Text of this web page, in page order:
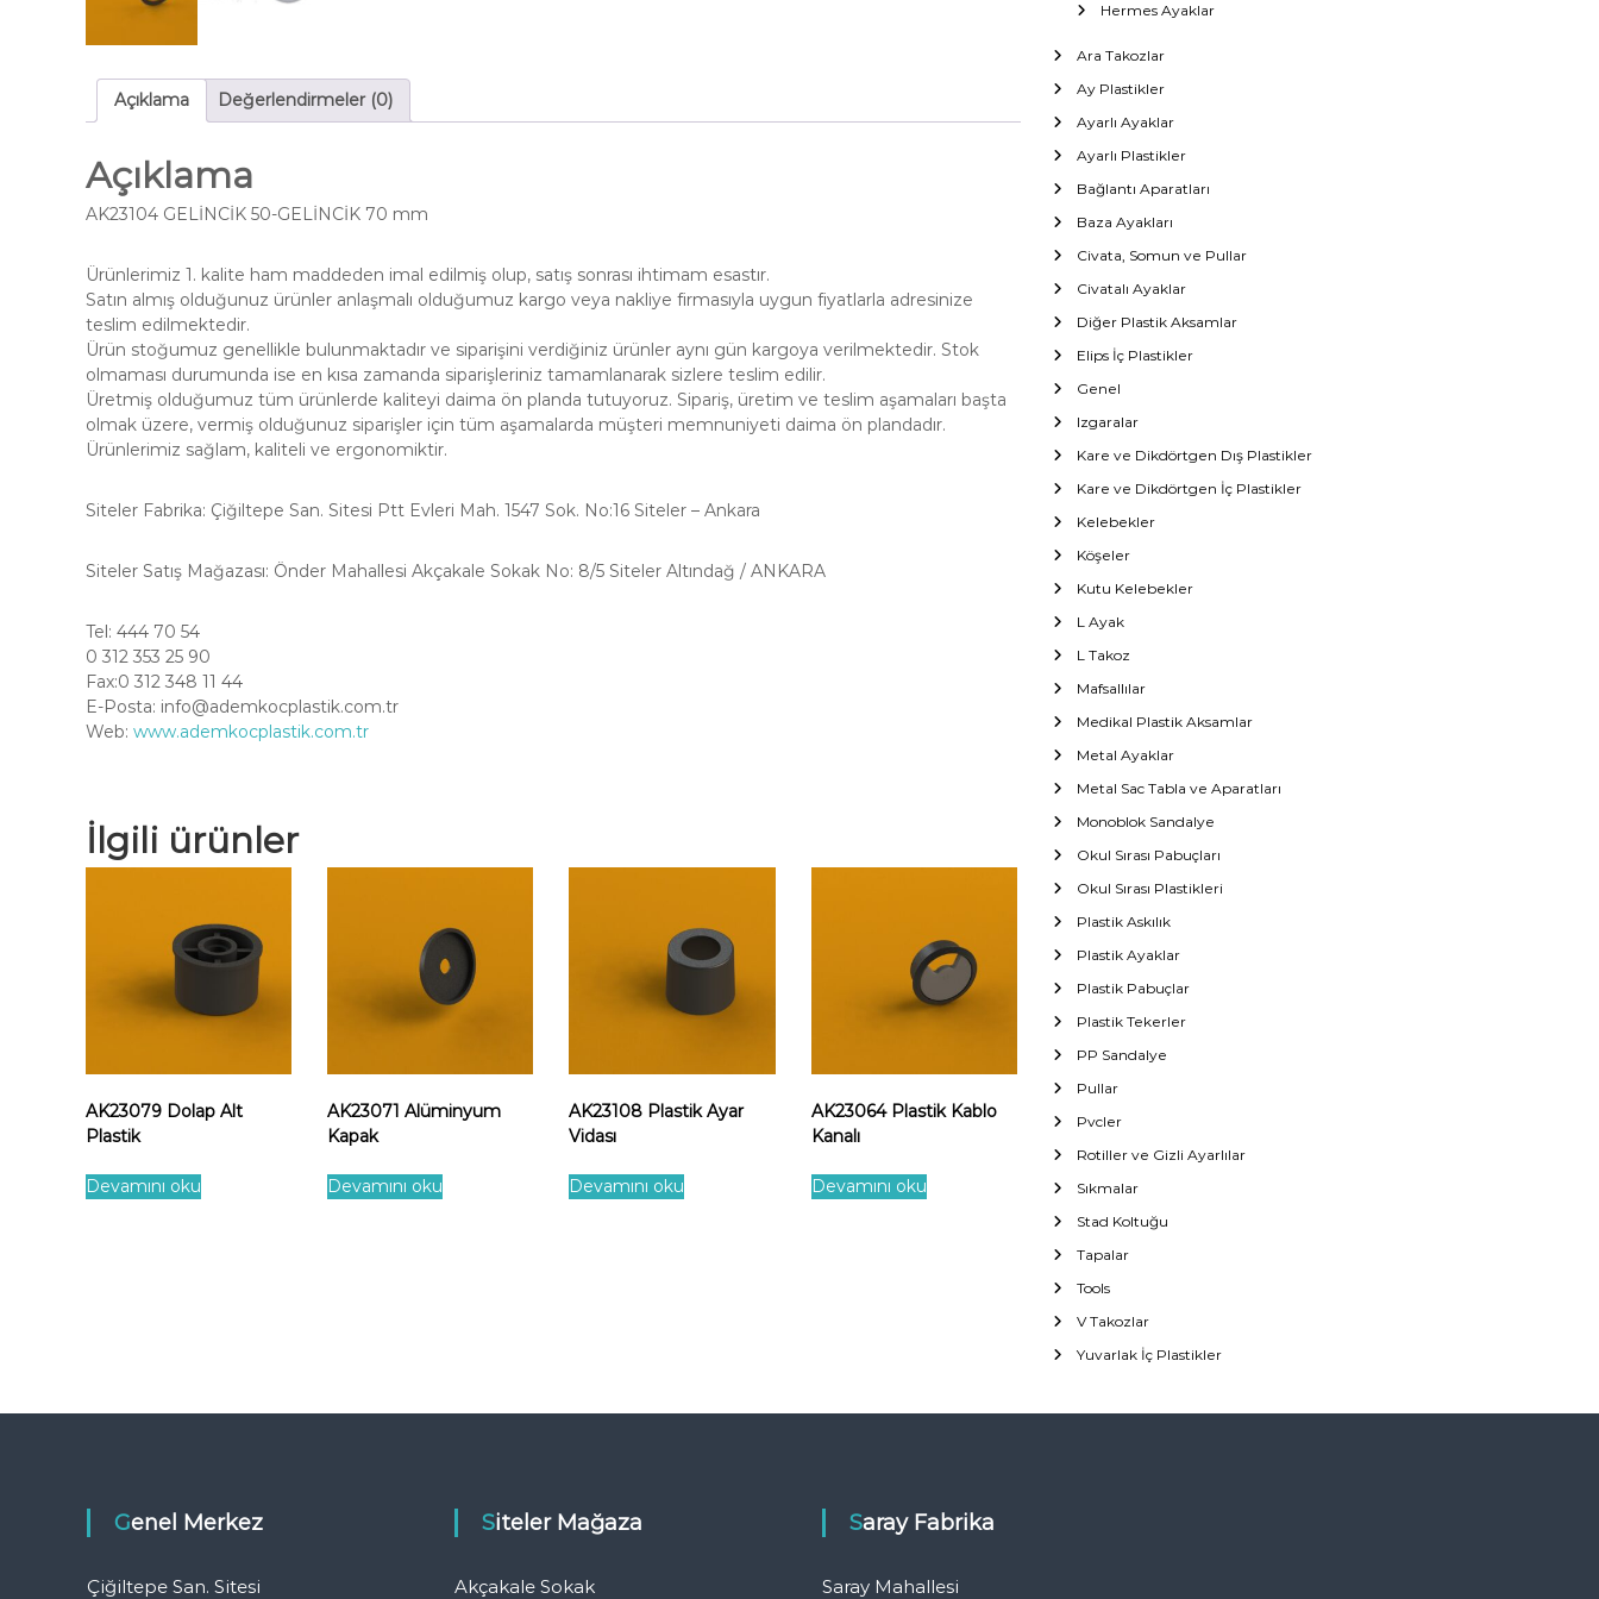
Açıklama Değerlendirmeler (0)
Açıklama
AK23104 GELİNCİK 50-GELİNCİK 70 mm
Ürünlerimiz 1. kalite ham maddeden imal edilmiş olup, satış sonrası ihtimam esastır.
Satın almış olduğunuz ürünler anlaşmalı olduğumuz kargo veya nakliye firmasıyla uygun fiyatlarla adresinize
teslim edilmektedir.
Ürün stoğumuz genellikle bulunmaktadır ve siparişini verdiğiniz ürünler aynı gün kargoya verilmektedir. Stok
olmaması durumunda ise en kısa zamanda siparişleriniz tamamlanarak sizlere teslim edilir.
Üretmiş olduğumuz tüm ürünlerde kaliteyi daima ön planda tutuyoruz. Sipariş, üretim ve teslim aşamaları başta
olmak üzere, vermiş olduğunuz siparişler için tüm aşamalarda müşteri memnuniyeti daima ön plandadır.
Ürünlerimiz sağlam, kaliteli ve ergonomiktir.
Siteler Fabrika: Çiğiltepe San. Sitesi Ptt Evleri Mah. 1547 Sok. No:16 Siteler – Ankara
Siteler Satış Mağazası: Önder Mahallesi Akçakale Sokak No: 8/5 Siteler Altındağ / ANKARA
Tel: 444 70 54
0 312 353 25 90
Fax:0 312 348 11 44
E-Posta: info@ademkocplastik.com.tr
Web: www.ademkocplastik.com.tr
İlgili ürünler
AK23079 Dolap Alt
Plastik
Devamını oku
AK23071 Alüminyum
Kapak
Devamını oku
AK23108 Plastik Ayar
Vidası
Devamını oku
AK23064 Plastik Kablo
Kanalı
Devamını oku
Hermes Ayaklar
Ara Takozlar
Ay Plastikler
Ayarlı Ayaklar
Ayarlı Plastikler
Bağlantı Aparatları
Baza Ayakları
Civata, Somun ve Pullar
Civatalı Ayaklar
Diğer Plastik Aksamlar
Elips İç Plastikler
Genel
Izgaralar
Kare ve Dikdörtgen Dış Plastikler
Kare ve Dikdörtgen İç Plastikler
Kelebekler
Köşeler
Kutu Kelebekler
L Ayak
L Takoz
Mafsallılar
Medikal Plastik Aksamlar
Metal Ayaklar
Metal Sac Tabla ve Aparatları
Monoblok Sandalye
Okul Sırası Pabuçları
Okul Sırası Plastikleri
Plastik Askılık
Plastik Ayaklar
Plastik Pabuçlar
Plastik Tekerler
PP Sandalye
Pullar
Pvcler
Rotiller ve Gizli Ayarlılar
Sıkmalar
Stad Koltuğu
Tapalar
Tools
V Takozlar
Yuvarlak İç Plastikler
Genel Merkez
Çiğiltepe San. Sitesi
Siteler Mağaza
Akçakale Sokak
Saray Fabrika
Saray Mahallesi